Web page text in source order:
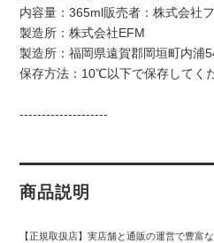
内容量：365ml販売者：株式会社
製造所：株式会社EFM
製造所：福岡県遠賀郡岡垣町内浦
保存方法：10℃以下で保存してく
--------------------
商品説明
【正規取扱店】実店舗と通販の運営で豊富